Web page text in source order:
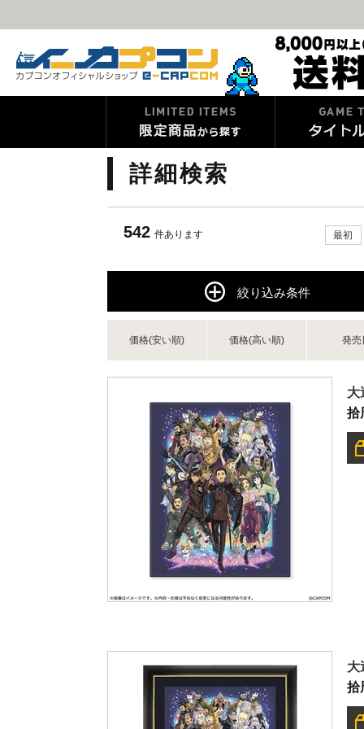
詳細検索
542 件あります 最初
絞り込み条件
価格(安い順) 価格(高い順) 発売
大
拾
大
拾